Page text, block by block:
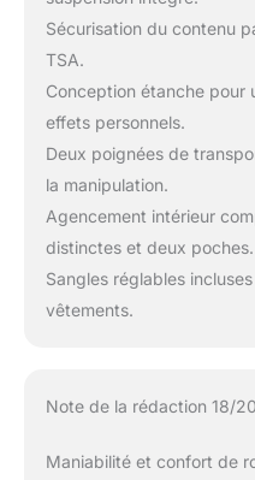
Sécurisation du contenu
TSA.
Conception étanche pour
effets personnels.
Deux poignées de
la manipulation.
Agencement intérieur
distinctes et deux poches.
Sangles réglables
vêtements.
Note de la rédaction 18/20
Maniabilité et confort de